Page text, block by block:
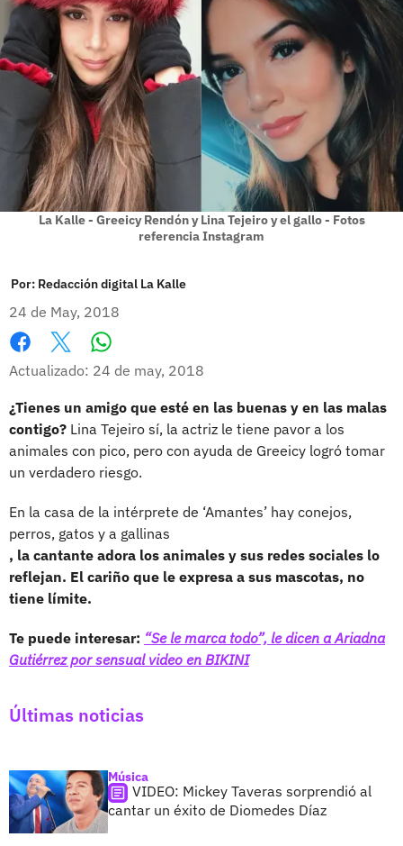
La Kalle - Greeicy Rendón y Lina Tejeiro y el gallo - Fotos
referencia Instagram
Por: Redacción digital La Kalle
24 de May, 2018
Facebook
X
Actualizado: 24 de may, 2018
¿Tienes un amigo que esté en las buenas y en las malas
contigo? Lina Tejeiro sí, la actriz le tiene pavor a los
animales con pico, pero con ayuda de Greeicy logró tomar
un verdadero riesgo.
En la casa de la intérprete de ‘Amantes’ hay conejos,
perros, gatos y a gallinas
, la cantante adora los animales y sus redes sociales lo
reflejan. El cariño que le expresa a sus mascotas, no
tiene límite.
Te puede interesar: “Se le marca todo”, le dicen a Ariadna
Gutiérrez por sensual video en BIKINI
Últimas noticias
Música
VIDEO: Mickey Taveras sorprendió al
cantar un éxito de Diomedes Díaz